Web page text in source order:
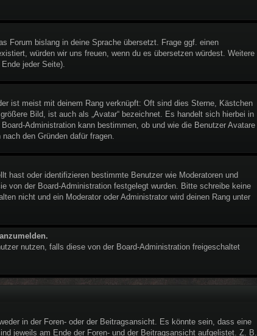
Forum bislang in deine Sprache übersetzt. Frage ggf. einen
würden wir uns freuen, wenn du es übersetzen würdest. Weitere
jeder Seite).
ist meist mit deinem Rang verknüpft: Oft sind dies Sterne, Kästchen
Bild, ist auch als „Avatar“ bezeichnet. Es handelt sich hierbei in
Administration kann bestimmen, ob und wie die Benutzer Avatare
den Gründen dafür fragen.
hast oder identifizieren bestimmte Benutzer wie Moderatoren und
von der Board-Administration festgelegt wurden. Bitte schreibe keine
nicht und ein Moderator oder Administrator wird deinen Rang unter
nutzen, falls diese von der Board-Administration freigeschaltet
in der Foren- oder der Beitragsansicht. Es könnte sein, dass eine
jeweils am Ende der Foren- und der Beitragsansicht aufgelistet. Z. B.